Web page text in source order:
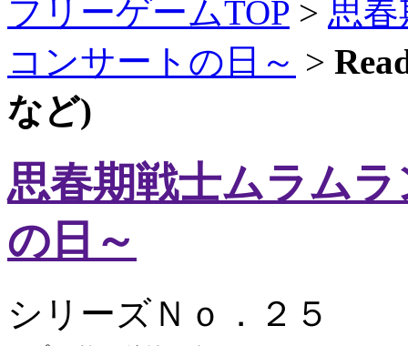
フリーゲームTOP > 思
コンサートの日～ >
など)
思春期戦士ムラム
の日～
シリーズＮｏ．２５